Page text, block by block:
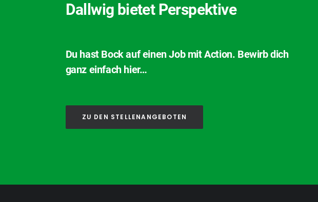
Dallwig bietet Perspektive
Du hast Bock auf einen Job mit Action. Bewirb dich
ganz einfach hier…
ZU DEN STELLENANGEBOTEN